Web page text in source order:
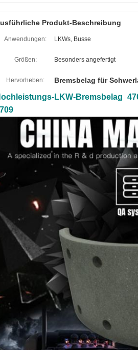
Produkt-Beschreibung
Anwendungen: LKWs, Busse
Größen: Besonders angefertigt
Hervorheben: Bremsbelag für
LKW-Bremsbelag